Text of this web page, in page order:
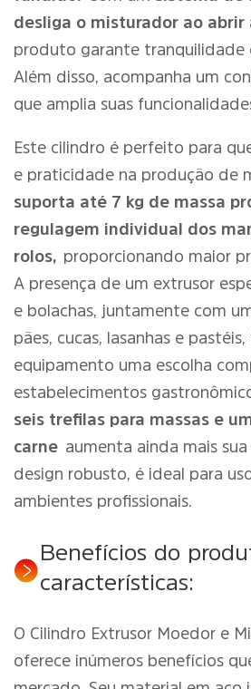
desliga o misturador ao abrir
produto garante tranquilidade
Além disso, acompanha um
que amplia suas
Este cilindro é perfeito para
e praticidade na produção de
suporta até 7 kg de massa
regulagem individual dos
rolos, proporcionando maior
A presença de um extrusor
e bolachas, juntamente com
pães, cucas, lasanhas e
equipamento uma escolha
estabelecimentos
seis trefilas para massas e
carne aumenta ainda mais
design robusto, é ideal para
ambientes profissionais.
Benefícios do
características:
O Cilindro Extrusor Moedor e
oferece inúmeros benefícios